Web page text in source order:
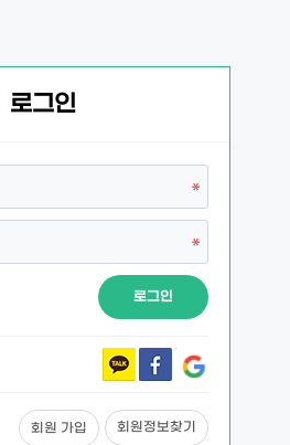
로그인
로그인
회원 가입 회원정보찾기